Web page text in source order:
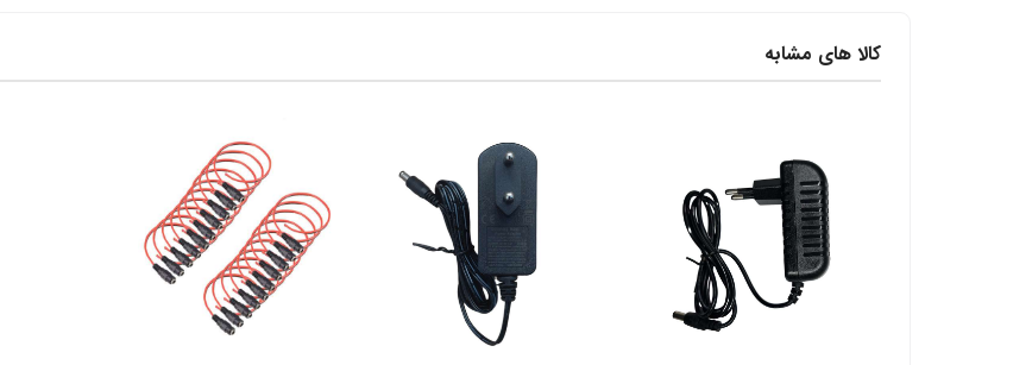
کالا های مشابه